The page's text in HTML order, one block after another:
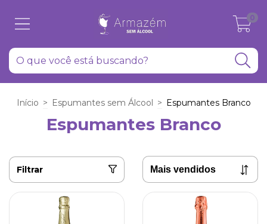
0
Início > Espumantes sem Álcool > Espumantes Branco
Espumantes Branco
Filtrar